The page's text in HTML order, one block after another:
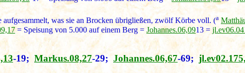
aufgesammelt, was sie an Brocken übrigließen, zwölf Körbe voll. (a
= Speisung von 5.000 auf einem Berg = Johannes.06,0913 =
-19; Markus.08,27-29; Johannes.06,67-69;